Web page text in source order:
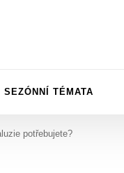
SEZÓNNÍ TÉMATA
potřebujete?